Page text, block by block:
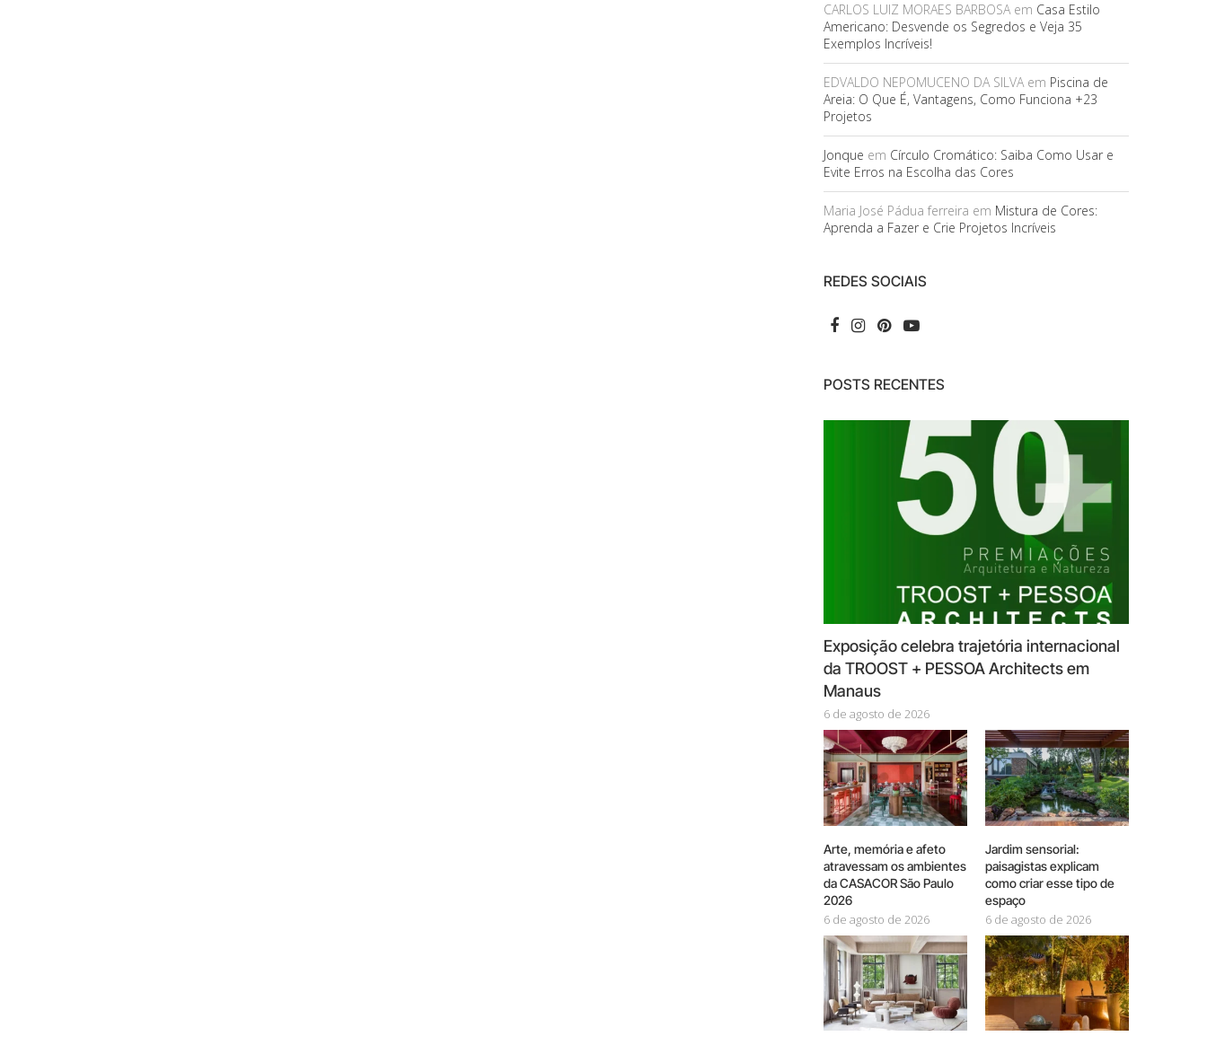
CARLOS LUIZ MORAES BARBOSAem Casa Estilo
Americano: Desvende os Segredos e Veja 35
Exemplos Incríveis!
EDVALDO NEPOMUCENO DA SILVAem Piscina de
Areia: O Que É, Vantagens, Como Funciona +23
Projetos
Jonque em Círculo Cromático: Saiba Como Usar e
Evite Erros na Escolha das Cores
Maria José Pádua ferreira em Mistura de Cores:
Aprenda a Fazer e Crie Projetos Incríveis
REDES SOCIAIS
POSTS RECENTES
Exposição celebra trajetória internacional
da TROOST + PESSOA Architects em
Manaus
6 de agosto de 2026
Arte, memória e afeto
atravessam os ambientes
da CASACOR São Paulo
2026
6 de agosto de 2026
Jardim sensorial:
paisagistas explicam
como criar esse tipo de
espaço
6 de agosto de 2026